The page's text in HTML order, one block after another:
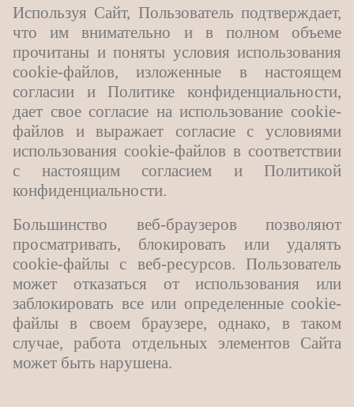
Используя Сайт, Пользователь подтверждает,
что им внимательно и в полном объеме
прочитаны и поняты условия использования
cookie-файлов, изложенные в настоящем
согласии и Политике конфиденциальности,
дает свое согласие на использование cookie-
файлов и выражает согласие с условиями
использования cookie-файлов в соответствии
с настоящим согласием и Политикой
конфиденциальности.
Большинство веб-браузеров позволяют
просматривать, блокировать или удалять
cookie-файлы с веб-ресурсов. Пользователь
может отказаться от использования или
заблокировать все или определенные cookie-
файлы в своем браузере, однако, в таком
случае, работа отдельных элементов Сайта
может быть нарушена.